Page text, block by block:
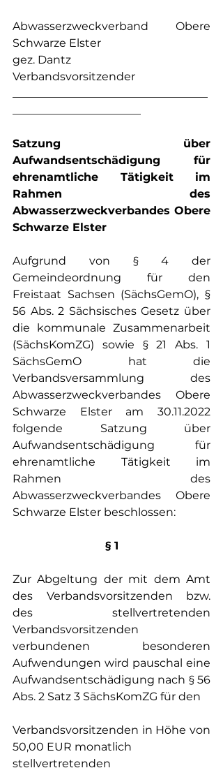
Abwasserzweckverband Obere
Schwarze Elster
gez. Dantz
Verbandsvorsitzender
Satzung über
Aufwandsentschädigung für
ehrenamtliche Tätigkeit im
Rahmen des
Abwasserzweckverbandes Obere
Schwarze Elster
Aufgrund von § 4 der
Gemeindeordnung für den
Freistaat Sachsen (SächsGemO), §
56 Abs. 2 Sächsisches Gesetz über
die kommunale Zusammenarbeit
(SächsKomZG) sowie § 21 Abs. 1
SächsGemO hat die
Verbandsversammlung des
Abwasserzweckverbandes Obere
Schwarze Elster am 30.11.2022
folgende Satzung über
Aufwandsentschädigung für
ehrenamtliche Tätigkeit im
Rahmen des
Abwasserzweckverbandes Obere
Schwarze Elster beschlossen:
§ 1
Zur Abgeltung der mit dem Amt
des Verbandsvorsitzenden bzw.
des stellvertretenden
Verbandsvorsitzenden
verbundenen besonderen
Aufwendungen wird pauschal eine
Aufwandsentschädigung nach § 56
Abs. 2 Satz 3 SächsKomZG für den
Verbandsvorsitzenden in Höhe von
50,00 EUR monatlich
stellvertretenden